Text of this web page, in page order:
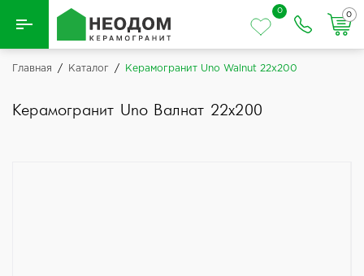
Назад
0
0
Главная / Каталог / Керамогранит Uno Walnut 22x200
Керамогранит Uno Валнат 22x200